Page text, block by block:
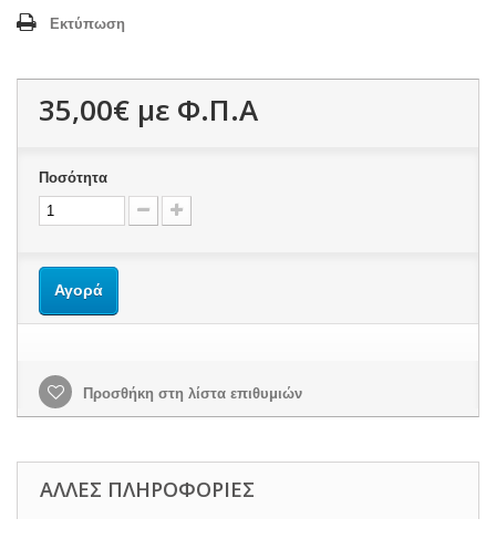
Εκτύπωση
35,00€ με Φ.Π.Α
Ποσότητα
Αγορά
Προσθήκη στη λίστα επιθυμιών
ΆΛΛΕΣ ΠΛΗΡΟΦΟΡΊΕΣ